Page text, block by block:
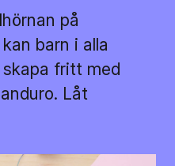
på
barn i alla
fritt med
Låt